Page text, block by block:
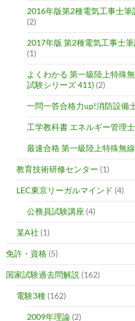
2016年版第2種電気工事士
(2)
2017年版 第2種電気工事士
(1)
よくわかる 第一級陸上特殊
試験シリーズ 411) (2)
一問一答合格力up!消防設備
工学教科書 エネルギー管理
最速合格 第一級陸上特殊無
教育技術研修センター (1)
LEC東京リーガルマインド (4)
公務員試験講座 (4)
某A社 (1)
免許・資格 (5)
国家試験過去問解説 (162)
電験3種 (162)
2009年理論 (2)